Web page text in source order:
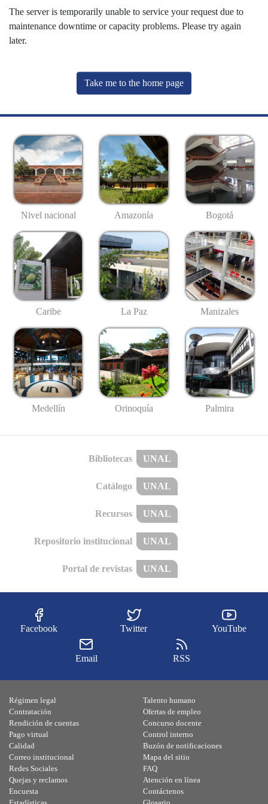
The server is temporarily unable to service your request due to
maintenance downtime or capacity problems. Please try again
later.
Take me to the home page
Nivel nacional Amazonía Bogotá
Caribe La Paz Manizales
Medellín Orinoquía Palmira
Bibliotecas UNAL
Catálogo UNAL
Recursos UNAL
Repositorio institucional UNAL
Portal de revistas UNAL
Facebook Twitter YouTube
Email RSS
Régimen legal
Contratación
Rendición de cuentas
Pago virtual
Calidad
Talento humano
Ofertas de empleo
Concurso docente
Control interno
Buzón de notificaciones
Correo institucional
Redes Sociales
Quejas y reclamos
Encuesta
Mapa del sitio
FAQ
Atención en línea
Contáctenos